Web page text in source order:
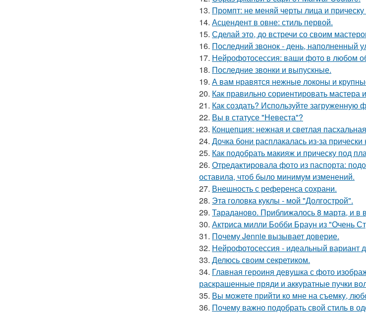
13. Промпт: не меняй черты лица и
14. Асцендент в овне: стиль первой.
15. Сделай это, до встречи со своим
16. Последний звонок - день, наполненный
17. Нейрофотосессия: ваши фото в любом
18. Последние звонки и выпускные.
19. А вам нравятся нежные локоны и
20. Как правильно сориентировать мастера
21. Как создать? Используйте загруженную
22. Вы в статусе "Невеста"?
23. Концепция: нежная и светлая
24. Дочка бони расплакалась из-за
25. Как подобрать макияж и прическу под
26. Отредактировала фото из паспорта:
оставила, чтоб было минимум изменений.
27. Внешность с референса сохрани.
28. Эта головка куклы - мой "Долгострой".
29. Тараданово. Приближалось 8 марта, и в
30. Актриса милли Бобби Браун из "Очень
31. Почему Jennie вызывает доверие.
32. Нейрофотосессия - идеальный вариант
33. Делюсь своим секретиком.
34. Главная героиня девушка с фото
раскрашенные пряди и аккуратные пучки
35. Вы можете прийти ко мне на съемку,
36. Почему важно подобрать свой стиль в